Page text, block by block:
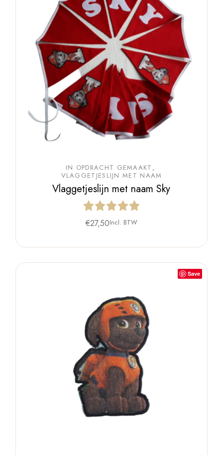
IN OPDRACHT GEMAAKT
VLAGGETJESLIJN MET NAAM
Vlaggetjeslijn met naam Sky
€27,50Incl. BTW
Save